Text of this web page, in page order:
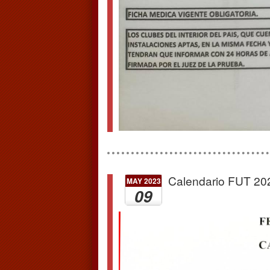
MAY 2023
09
Calendario FUT